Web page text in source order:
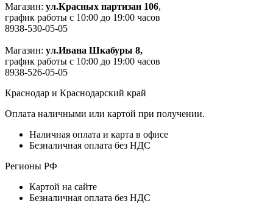
Магазин: ул.Красных партизан 106,
график работы с 10:00 до 19:00 часов
8938-530-05-05
Магазин: ул.Ивана Шкабуры 8,
график работы с 10:00 до 19:00 часов
8938-526-05-05
Краснодар и Краснодарский край
Оплата наличными или картой при получении.
Наличная оплата и карта в офисе
Безналичная оплата без НДС
Регионы РФ
Картой на сайте
Безналичная оплата без НДС